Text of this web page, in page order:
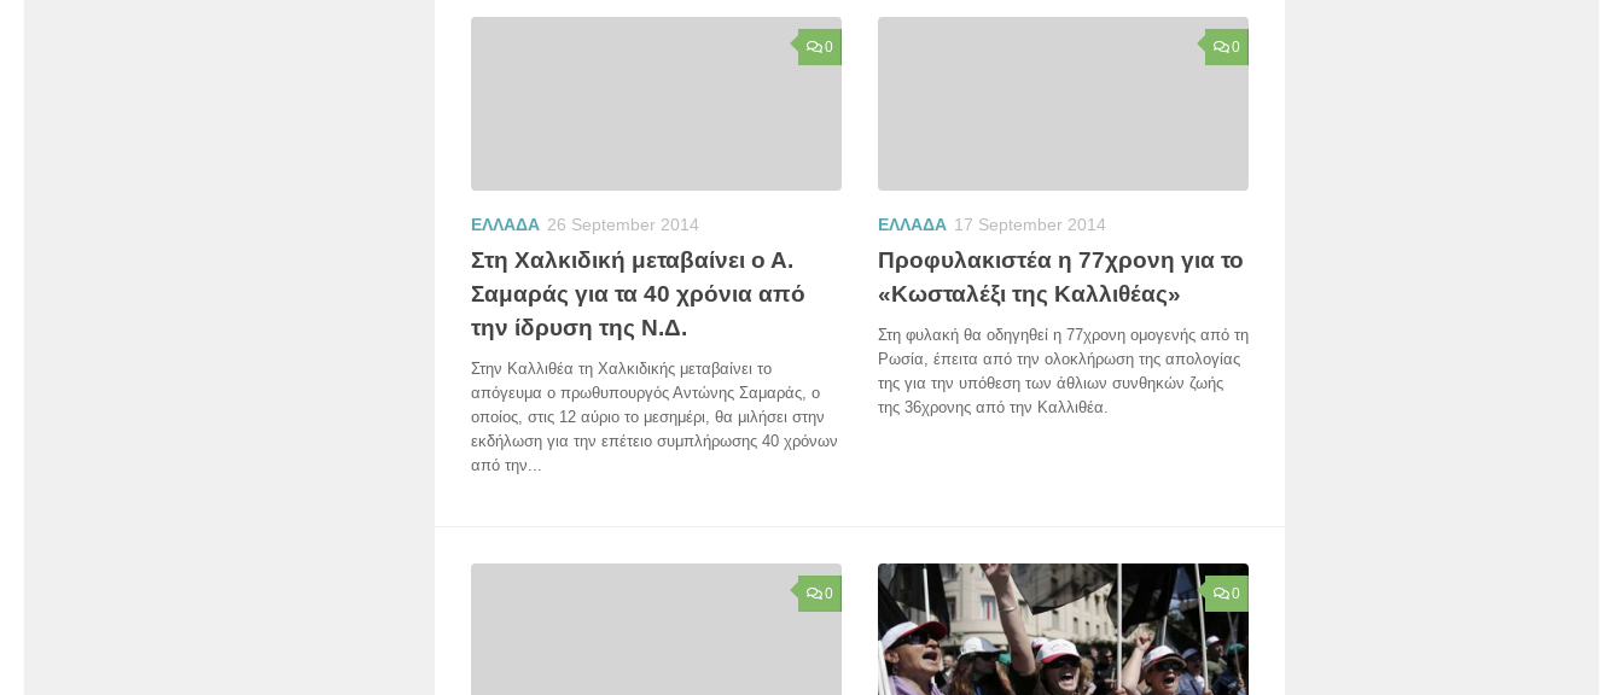
0
ΕΛΛΑΔΑ 26 September 2014
Στη Χαλκιδική μεταβαίνει ο Α.
Σαμαράς για τα 40 χρόνια από
την ίδρυση της Ν.Δ.
Στην Καλλιθέα τη Χαλκιδικής μεταβαίνει το
απόγευμα ο πρωθυπουργός Αντώνης Σαμαράς, ο
οποίος, στις 12 αύριο το μεσημέρι, θα μιλήσει στην
εκδήλωση για την επέτειο συμπλήρωσης 40 χρόνων
από την...
0
ΕΛΛΑΔΑ 17 September 2014
Προφυλακιστέα η 77χρονη για το
«Κωσταλέξι της Καλλιθέας»
Στη φυλακή θα οδηγηθεί η 77χρονη ομογενής από τη
Ρωσία, έπειτα από την ολοκλήρωση της απολογίας
της για την υπόθεση των άθλιων συνθηκών ζωής
της 36χρονης από την Καλλιθέα.
0 0